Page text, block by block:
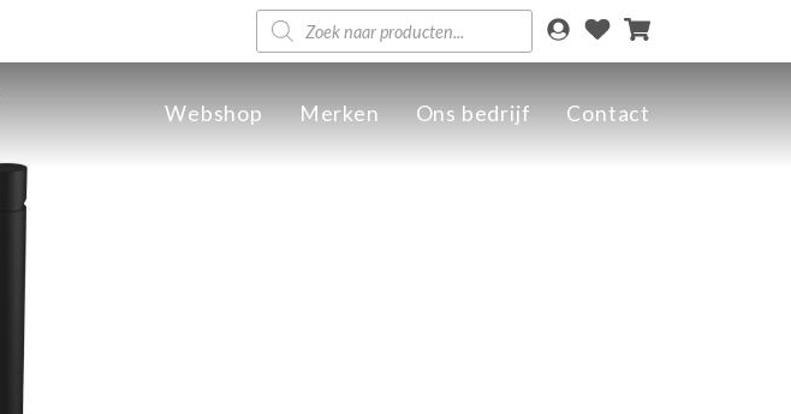
Producten
zoeken
Webshop Merken Ons bedrijf Contact